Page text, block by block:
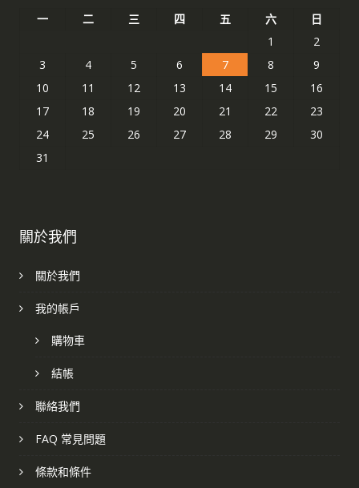
一 二 三 四 五 六
日
1
2
3
4 5 6 7 8
9
10
11 12 13 14 15
16
17
18 19 20 21 22
23
24
25 26 27 28 29
30
31
關於我們
關於我們
我的帳戶
購物車
結帳
聯絡我們
FAQ 常見問題
條款和條件